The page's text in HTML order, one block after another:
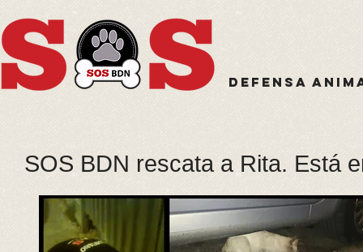
Defensa
SOS BDN rescata a Rita. Está